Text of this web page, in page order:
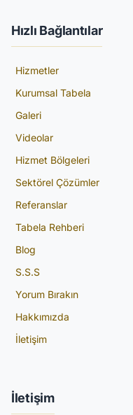
Hızlı Bağlantılar
Hizmetler
Kurumsal Tabela
Galeri
Videolar
Hizmet Bölgeleri
Sektörel Çözümler
Referanslar
Tabela Rehberi
Blog
S.S.S
Yorum Bırakın
Hakkımızda
İletişim
İletişim